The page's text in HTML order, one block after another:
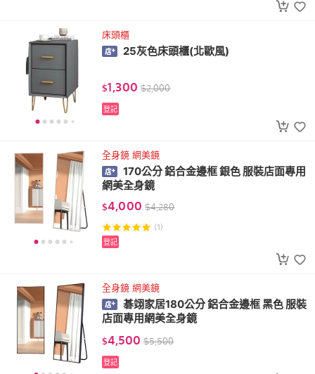
床頭櫃
25灰色床頭櫃(北歐風)
$1,300 $2,000
登記
全身鏡 網美鏡
170公分 鋁合金邊框 銀色 服裝店面專用
網美全身鏡
$4,000 $4,280
(1)
登記
全身鏡 網美鏡
碁翊家居180公分 鋁合金邊框 黑色 服裝
店面專用網美全身鏡
$4,500 $5,500
登記